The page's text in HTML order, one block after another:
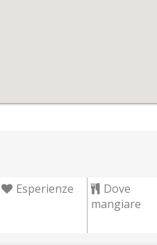
Esperienze
Dove
mangiare